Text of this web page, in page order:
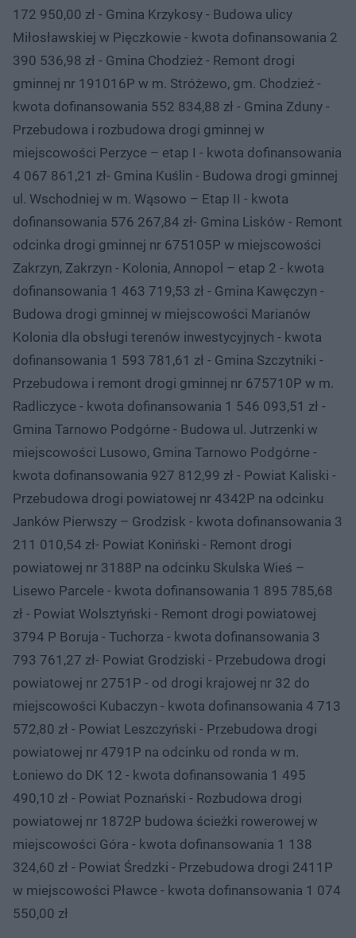
172 950,00 zł - Gmina Krzykosy - Budowa ulicy
Miłosławskiej w Pięczkowie - kwota dofinansowania 2
390 536,98 zł - Gmina Chodzież - Remont drogi
gminnej nr 191016P w m. Stróżewo, gm. Chodzież -
kwota dofinansowania 552 834,88 zł - Gmina Zduny -
Przebudowa i rozbudowa drogi gminnej w
miejscowości Perzyce – etap I - kwota dofinansowania
4 067 861,21 zł- Gmina Kuślin - Budowa drogi gminnej
ul. Wschodniej w m. Wąsowo – Etap II - kwota
dofinansowania 576 267,84 zł- Gmina Lisków - Remont
odcinka drogi gminnej nr 675105P w miejscowości
Zakrzyn, Zakrzyn - Kolonia, Annopol – etap 2 - kwota
dofinansowania 1 463 719,53 zł - Gmina Kawęczyn -
Budowa drogi gminnej w miejscowości Marianów
Kolonia dla obsługi terenów inwestycyjnych - kwota
dofinansowania 1 593 781,61 zł - Gmina Szczytniki -
Przebudowa i remont drogi gminnej nr 675710P w m.
Radliczyce - kwota dofinansowania 1 546 093,51 zł -
Gmina Tarnowo Podgórne - Budowa ul. Jutrzenki w
miejscowości Lusowo, Gmina Tarnowo Podgórne -
kwota dofinansowania 927 812,99 zł - Powiat Kaliski -
Przebudowa drogi powiatowej nr 4342P na odcinku
Janków Pierwszy – Grodzisk - kwota dofinansowania 3
211 010,54 zł- Powiat Koniński - Remont drogi
powiatowej nr 3188P na odcinku Skulska Wieś –
Lisewo Parcele - kwota dofinansowania 1 895 785,68
zł - Powiat Wolsztyński - Remont drogi powiatowej
3794 P Boruja - Tuchorza - kwota dofinansowania 3
793 761,27 zł- Powiat Grodziski - Przebudowa drogi
powiatowej nr 2751P - od drogi krajowej nr 32 do
miejscowości Kubaczyn - kwota dofinansowania 4 713
572,80 zł - Powiat Leszczyński - Przebudowa drogi
powiatowej nr 4791P na odcinku od ronda w m.
Łoniewo do DK 12 - kwota dofinansowania 1 495
490,10 zł - Powiat Poznański - Rozbudowa drogi
powiatowej nr 1872P budowa ścieżki rowerowej w
miejscowości Góra - kwota dofinansowania 1 138
324,60 zł - Powiat Średzki - Przebudowa drogi 2411P
w miejscowości Pławce - kwota dofinansowania 1 074
550,00 zł